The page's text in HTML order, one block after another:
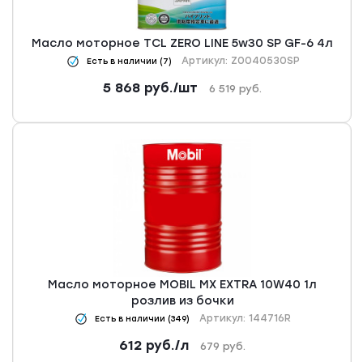
Масло моторное TCL ZERO LINE 5w30 SP GF-6 4л
Есть в наличии (7) Артикул: Z0040530SP
5 868 руб./шт 6 519 руб.
Масло моторное MOBIL MX EXTRA 10W40 1л
розлив из бочки
Есть в наличии (349) Артикул: 144716R
612 руб./л 679 руб.